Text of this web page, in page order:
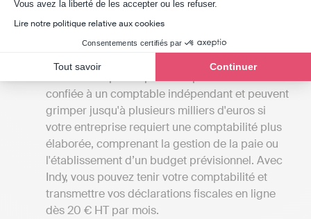
Vous avez la liberté de les accepter ou les refuser.
Lire notre politique relative aux cookies
Consentements certifiés par
Tout savoir Continuer
vision d'ensemble des différentes prestations
disponibles à Neyron.
Les tarifs: Les frais des cabinets d'experts-
comptables peuvent commencer entre 1000 et
2000 euros par an pour une petite mission
confiée à un comptable indépendant et peuvent
grimper jusqu'à plusieurs milliers d'euros si
votre entreprise requiert une comptabilité plus
élaborée, comprenant la gestion de la paie ou
l'établissement d’un budget prévisionnel. Avec
Indy, vous pouvez tenir votre comptabilité et
transmettre vos déclarations fiscales en ligne
dès 20 € HT par mois.